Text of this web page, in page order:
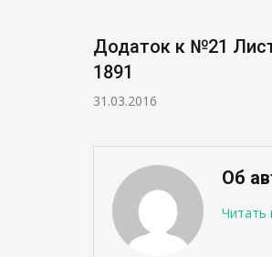
Додаток к №19
1891
31.03.2016
Об
Читать